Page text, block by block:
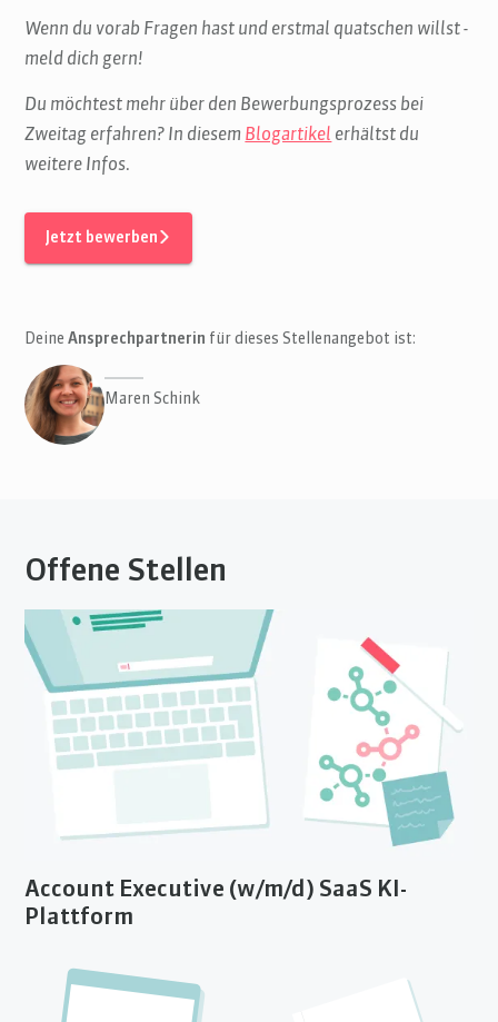
Wenn du vorab Fragen hast und erstmal quatschen willst -
meld dich gern!
Du möchtest mehr über den Bewerbungsprozess bei
Zweitag erfahren? In diesem Blogartikel erhältst du
weitere Infos.
Jetzt bewerben
DeineAnsprechpartnerin für dieses Stellenangebot ist:
Maren Schink
Offene Stellen
Account Executive (w/m/d) SaaS KI-
Plattform